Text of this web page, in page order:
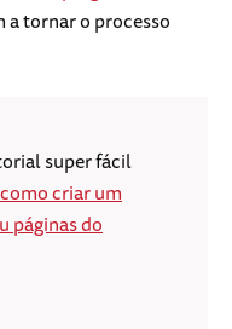
a tornar o processo
super fácil
como criar um
páginas do